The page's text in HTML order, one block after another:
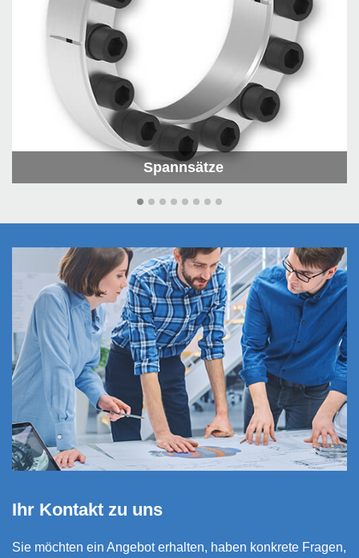
Spannsätze
Ihr Kontakt zu uns
Sie möchten ein Angebot erhalten, haben konkrete Fragen,